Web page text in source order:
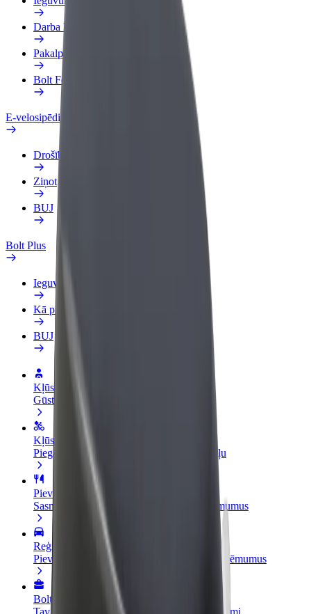
Darba Profils
Pakalpojumi
Bolt Food uzņēmumiem
E-velosipēdi
Drošības laboratorija
Ziņot
BUJ
Bolt Plus
Ieguvumi
Kā pievienoties
BUJ
Kļūsti par autovadītāju
Gūsti ieņēmumus, kā vēlies
Kļūsti par kurjeru
Piegādā ēdienu un saņem izmaksu ik nedēļu
Pievieno restorānu vai veikalu
Sasniedz vairāk klientu un paaugstini ieņēmumus
Reģistrējies kā autoparka īpašnieks
Pievieno savu autoparku Bolt un palielini ieņēmumus
Bolt for Business
Tavam uzņēmumam pielāgoti Bolt pakalpojumi